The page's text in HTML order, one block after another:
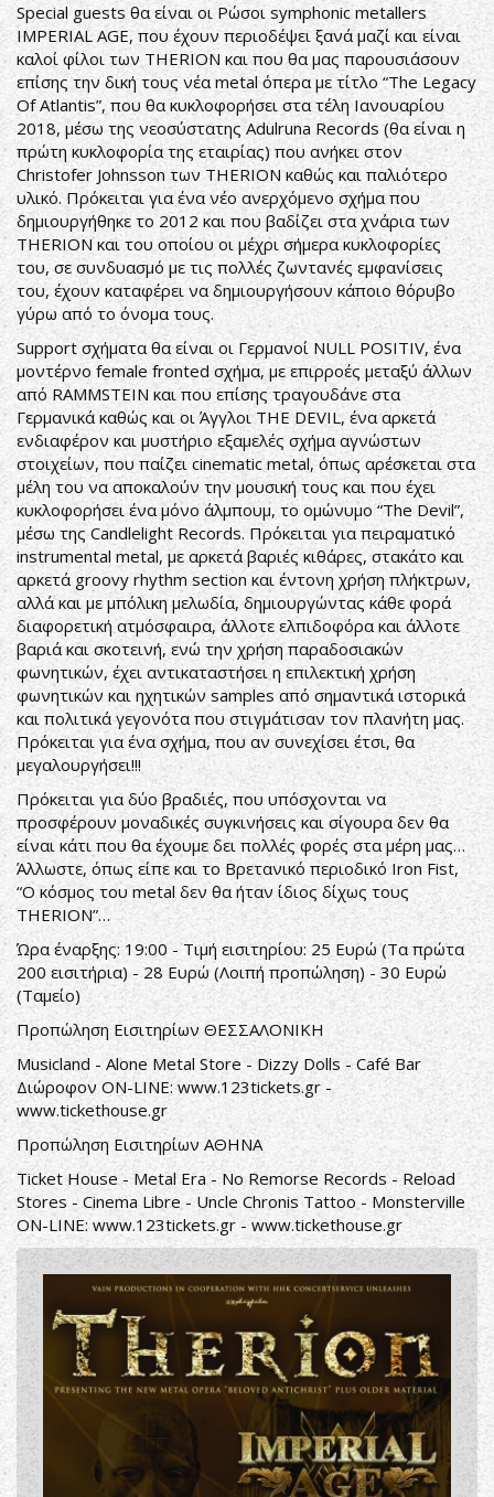
Special guests θα είναι οι Ρώσοι symphonic metallers
IMPERIAL AGE, που έχουν περιοδέψει ξανά μαζί και είναι
καλοί φίλοι των THERION και που θα μας παρουσιάσουν
επίσης την δική τους νέα metal όπερα με τίτλο “The Legacy
Of Atlantis”, που θα κυκλοφορήσει στα τέλη Ιανουαρίου
2018, μέσω της νεοσύστατης Adulruna Records (θα είναι η
πρώτη κυκλοφορία της εταιρίας) που ανήκει στον
Christofer Johnsson των THERION καθώς και παλιότερο
υλικό. Πρόκειται για ένα νέο ανερχόμενο σχήμα που
δημιουργήθηκε το 2012 και που βαδίζει στα χνάρια των
THERION και του οποίου οι μέχρι σήμερα κυκλοφορίες
του, σε συνδυασμό με τις πολλές ζωντανές εμφανίσεις
του, έχουν καταφέρει να δημιουργήσουν κάποιο θόρυβο
γύρω από το όνομα τους.
Support σχήματα θα είναι οι Γερμανοί NULL POSITIV, ένα
μοντέρνο female fronted σχήμα, με επιρροές μεταξύ άλλων
από RAMMSTEIN και που επίσης τραγουδάνε στα
Γερμανικά καθώς και οι Άγγλοι THE DEVIL, ένα αρκετά
ενδιαφέρον και μυστήριο εξαμελές σχήμα αγνώστων
στοιχείων, που παίζει cinematic metal, όπως αρέσκεται στα
μέλη του να αποκαλούν την μουσική τους και που έχει
κυκλοφορήσει ένα μόνο άλμπουμ, το ομώνυμο “The Devil”,
μέσω της Candlelight Records. Πρόκειται για πειραματικό
instrumental metal, με αρκετά βαριές κιθάρες, στακάτο και
αρκετά groovy rhythm section και έντονη χρήση πλήκτρων,
αλλά και με μπόλικη μελωδία, δημιουργώντας κάθε φορά
διαφορετική ατμόσφαιρα, άλλοτε ελπιδοφόρα και άλλοτε
βαριά και σκοτεινή, ενώ την χρήση παραδοσιακών
φωνητικών, έχει αντικαταστήσει η επιλεκτική χρήση
φωνητικών και ηχητικών samples από σημαντικά ιστορικά
και πολιτικά γεγονότα που στιγμάτισαν τον πλανήτη μας.
Πρόκειται για ένα σχήμα, που αν συνεχίσει έτσι, θα
μεγαλουργήσει!!!
Πρόκειται για δύο βραδιές, που υπόσχονται να
προσφέρουν μοναδικές συγκινήσεις και σίγουρα δεν θα
είναι κάτι που θα έχουμε δει πολλές φορές στα μέρη μας…
Άλλωστε, όπως είπε και το Βρετανικό περιοδικό Iron Fist,
“Ο κόσμος του metal δεν θα ήταν ίδιος δίχως τους
THERION”…
Ώρα έναρξης: 19:00 - Τιμή εισιτηρίου: 25 Ευρώ (Τα πρώτα
200 εισιτήρια) - 28 Ευρώ (Λοιπή προπώληση) - 30 Ευρώ
(Ταμείο)
Προπώληση Εισιτηρίων ΘΕΣΣΑΛΟΝΙΚΗ
Musicland - Alone Metal Store - Dizzy Dolls - Café Bar
Διώροφον ON-LINE:www.123tickets.gr -
www.tickethouse.gr
Προπώληση Εισιτηρίων ΑΘΗΝΑ
Ticket House - Metal Era - No Remorse Records - Reload
Stores - Cinema Libre - Uncle Chronis Tattoo - Monsterville
ON-LINE:www.123tickets.gr-www.tickethouse.gr